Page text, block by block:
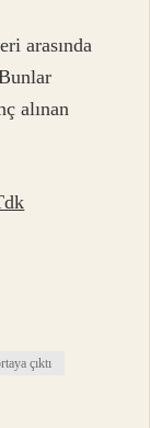
arasında
alınan
çıktı